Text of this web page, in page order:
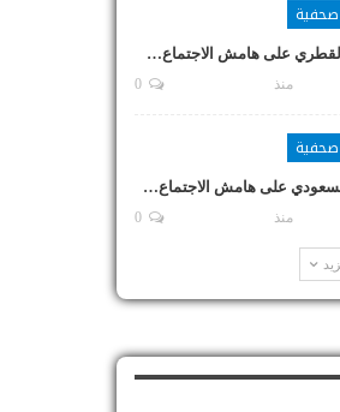
صحفية
القطري على هامش الاجتماع…
منذ
صحفية
على هامش الاجتماع…
منذ